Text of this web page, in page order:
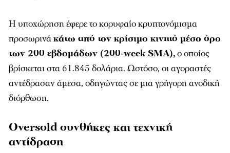
Η υποχώρηση έφερε το κορυφαίο κρυπτονόμισμα
προσωρινάκάτω από τον κρίσιμο κινητό μέσο όρο
των 200 εβδομάδων (200-week SMA),ο οποίος
βρίσκεται στα 61.845 δολάρια. Ωστόσο, οι αγοραστές
αντέδρασαν άμεσα, οδηγώντας σε μια γρήγορη ανοδική
διόρθωση.
Oversold συνθήκες και τεχνική
αντίδραση